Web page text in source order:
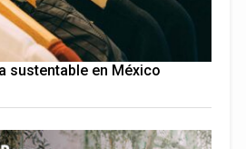
sustentable en México